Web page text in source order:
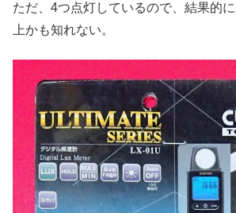
ただ、4つ点灯しているので、結果的
上かも知れない。